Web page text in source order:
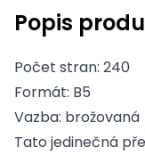
Popis
Počet stran: 240
Formát: B5
Vazba: brožovaná
Tato jedinečná